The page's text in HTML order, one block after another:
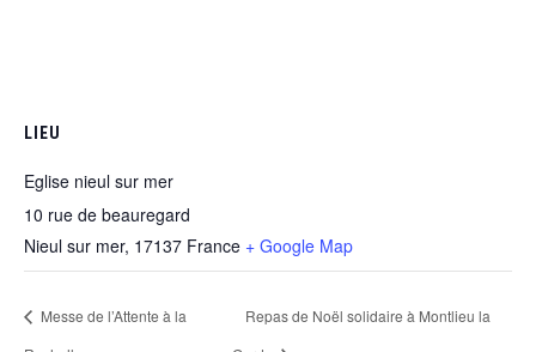
LIEU
Eglise nieul sur mer
10 rue de beauregard
Nieul sur mer, 17137 France + Google Map
Messe de l’Attente à la
Repas de Noël solidaire à Montlieu la